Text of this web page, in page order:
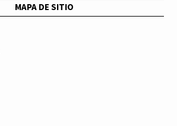
MAPA DE SITIO